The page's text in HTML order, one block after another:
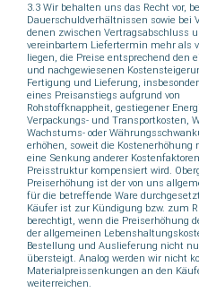
3.3 Wir behalten uns das Recht vor,
Dauerschuldverhältnissen sowie bei
denen zwischen Vertragsabschluss
vereinbartem Liefertermin mehr als
liegen, die Preise entsprechend den
und nachgewiesenen
Fertigung und Lieferung,
eines Preisanstiegs aufgrund von
Rohstoffknappheit, gestiegener
Verpackungs- und Transportkosten,
Wachstums- oder
erhöhen, soweit die Kostenerhöhung
eine Senkung anderer
Preisstruktur kompensiert wird.
Preiserhöhung ist der von uns
für die betreffende Ware
Käufer ist zur Kündigung bzw. zum
berechtigt, wenn die Preiserhöhung
der allgemeinen
Bestellung und Auslieferung nicht
übersteigt. Analog werden wir nicht
Materialpreissenkungen an den
weiterreichen.